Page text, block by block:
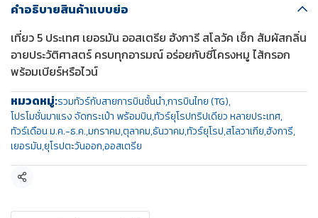
คำอธิบายสินค้าแบบย่อ
เที่ยว 5 ประเทศ เยอรมัน ออสเตรีย ฮังการี สโลวัค เช็ก สัมผัสกลิ่น
อายประวัติศาสตร์ ครบทุกอารมณ์ อร่อยกับซี่โครงหมู ไส้กรอก
พร้อมเบียร์หรือไวน์
หมวดหมู่:รวมทัวร์กับสายการบินชั้นนำ,การบินไทย (TG),
โปรโมชั่นมาแรง จัดกระเป๋า พร้อมบิน,ทัวร์ยุโรปทริปเดียว หลายประเทศ,
ทัวร์เดือน ม.ค.-ธ.ค.,มกราคม,ตุลาคม,ธันวาคม,ทัวร์ยุโรป,สโลวาเกีย,ฮังการี,
เยอรมัน,ยุโรปตะวันออก,ออสเตรีย
แชร์